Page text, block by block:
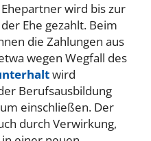
wird bis zur
Ehe gezahlt. Beim
die Zahlungen aus
wegen Wegfall des
wird
Berufsausbildung
einschließen. Der
durch Verwirkung,